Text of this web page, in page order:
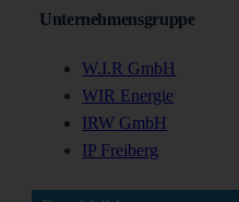
Unternehmensgruppe
W.I.R GmbH
WIR Energie
IRW GmbH
IP Freiberg